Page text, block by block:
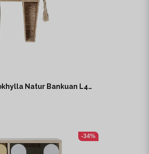
Bloomingville Kalu Bokhylla Natur Bankuan L46 cm
-34%